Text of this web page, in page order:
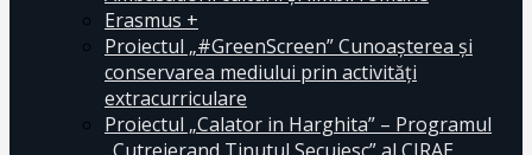
Erasmus +
Proiectul „#GreenScreen” Cunoașterea şi
conservarea mediului prin activităţi
extracurriculare
Proiectul „Calator in Harghita” – Programul